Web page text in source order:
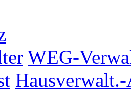
WEG-